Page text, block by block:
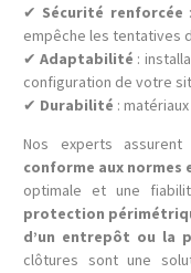
✔ Sécurité renforcée
empêche les tentatives
✔Adaptabilité :
configuration de votre
✔ Durabilité :
Nos experts assurent
conforme aux normes
optimale et une
protection
d’un entrepôt ou la
clôtures sont une